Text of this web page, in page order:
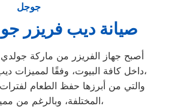
جوجل
صيانة ديب فريزر
أصبح جهاز الفريزر من ماركة
داخل كافة البيوت، وفقًا لمميزات ديب فريزر جولدي العديدة،
والتي من أبرزها حفظ الطعام لفترات
المختلفة، وبالرغم من مميزاته العديدة،